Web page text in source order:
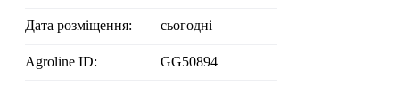
Дата розміщення: сьогодні
Agroline ID: GG50894